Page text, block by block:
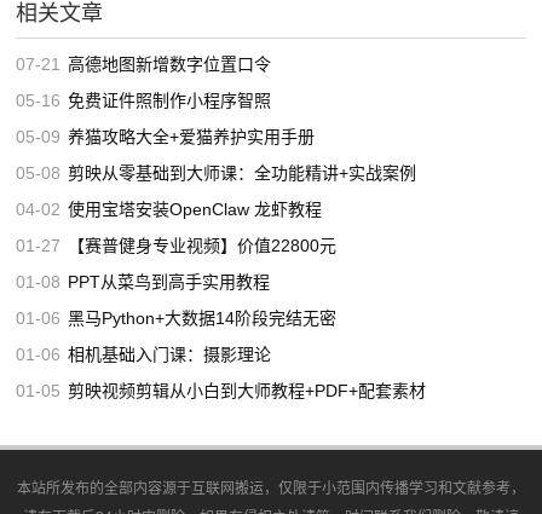
相关文章
07-21 高德地图新增数字位置口令
05-16 免费证件照制作小程序智照
05-09 养猫攻略大全+爱猫养护实用手册
05-08 剪映从零基础到大师课：全功能精讲+实战案例
04-02 使用宝塔安装OpenClaw 龙虾教程
01-27
【赛普健身专业视频】价值22800元
01-08 PPT从菜鸟到高手实用教程
01-06 黑马Python+大数据14阶段完结无密
01-06 相机基础入门课：摄影理论
01-05 剪映视频剪辑从小白到大师教程+PDF+配套素材
本站所发布的全部内容源于互联网搬运，仅限于小范围内传播学习和文献参考，